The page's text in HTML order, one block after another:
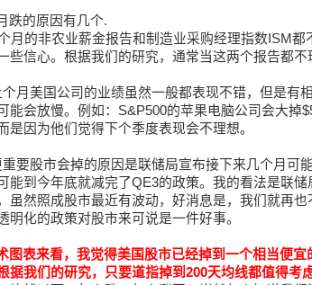
跌的原因有几个.
个月的非农业薪金报告和制造业采购经理指数 ISM都
些信心。根据我们的研究，通常当这两个报告都不
个月美国公司的业绩虽然一般都表现不错，但是有
能会放慢。例如： S&P500的苹果电脑公司会大掉
是因为他们觉得下个季度表现会不理想。
重要股市会掉的原因是联储局宣布接下来几个月可
能到今年底就减完了QE3的政策。我的看法是联
虽然照成股市最近有波动，好消息是，我们就再也
明化的政策对股市来可说是一件好事。
图表来看，我觉得美国股市已经掉到一个相当便宜
据我们的研究，只要道指掉到200天均线都值得考